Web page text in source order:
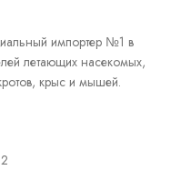
импортер №1 в
летающих насекомых,
крыс и мышей.